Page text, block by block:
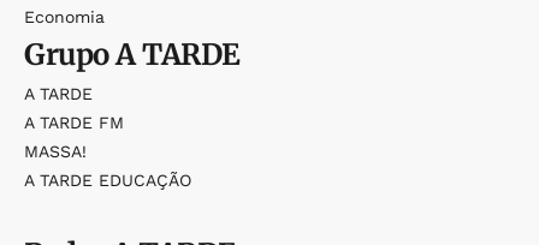
Economia
GrupoA TARDE
A TARDE
A TARDE FM
MASSA!
A TARDE EDUCAÇÃO